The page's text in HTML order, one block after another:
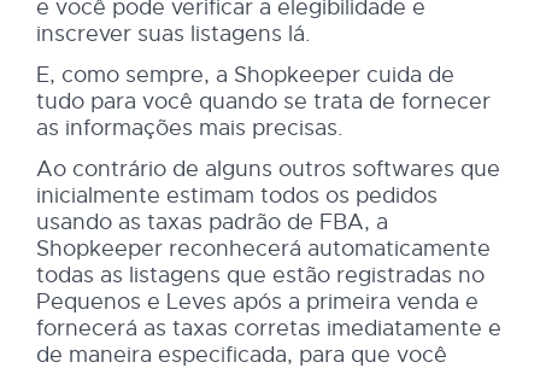
e você pode verificar a elegibilidade e
inscrever suas listagens lá.
E, como sempre, a Shopkeeper cuida de
tudo para você quando se trata de fornecer
as informações mais precisas.
Ao contrário de alguns outros softwares que
inicialmente estimam todos os pedidos
usando as taxas padrão de FBA, a
Shopkeeper reconhecerá automaticamente
todas as listagens que estão registradas no
Pequenos e Leves após a primeira venda e
fornecerá as taxas corretas imediatamente e
de maneira especificada, para que você